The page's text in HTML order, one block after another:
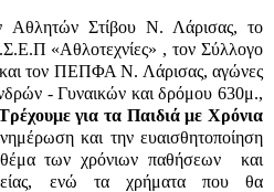
Αθλητών Στίβου Ν. Λάρισας, το
«Αθλοτεχνίες» , τον Σύλλογο
τον ΠΕΠΦΑ Ν. Λάρισας, αγώνες
- Γυναικών και δρόμου 630μ.,
για τα Παιδιά με Χρόνια
και την ευαισθητοποίηση
των χρόνιων παθήσεων
και
ενώ τα χρήματα που θα